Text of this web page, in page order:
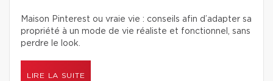
Maison Pinterest ou vraie vie : conseils afin d’adapter sa
propriété à un mode de vie réaliste et fonctionnel, sans
perdre le look.
LIRE LA SUITE